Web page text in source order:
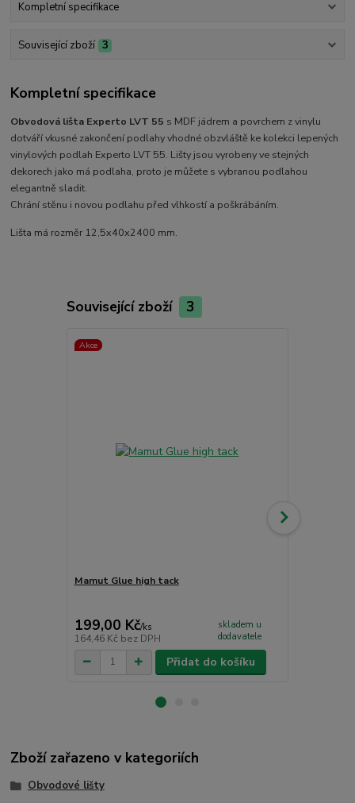
Kompletní specifikace
Související zboží 3
Kompletní specifikace
Obvodová lišta Experto LVT 55 s MDF jádrem a povrchem z vinylu
dotváří vkusné zakončení podlahy vhodné obzvláště ke kolekci lepených
vinylových podlah Experto LVT 55. Lišty jsou vyrobeny ve stejných
dekorech jako má podlaha, proto je můžete s vybranou podlahou
elegantně sladit.
Chrání stěnu i novou podlahu před vlhkostí a poškrábáním.
Lišta má rozměr 12,5x40x2400 mm.
Související zboží 3
Akce
Mamut Glue high tack
199,00 Kč/ks
164,46 Kč bez DPH
skladem u
dodavatele
Přidat do košíku
Zboží zařazeno v kategoriích
Obvodové lišty